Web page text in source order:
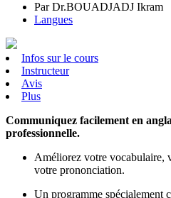
Par Dr.BOUADJADJ Ikram
Langues
Infos sur le cours
Instructeur
Avis
Plus
Communiquez facilement en
professionnelle.
Améliorez votre vocabulaire,
votre prononciation.
Un programme spécialement